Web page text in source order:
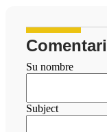
Su nombre
Subject